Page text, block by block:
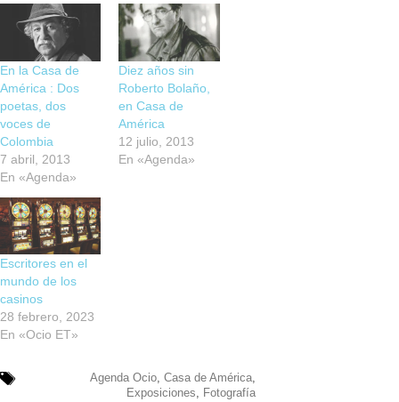
En la Casa de
América : Dos
poetas, dos
voces de
Colombia
7 abril, 2013
En «Agenda»
Diez años sin
Roberto Bolaño,
en Casa de
América
12 julio, 2013
En «Agenda»
Escritores en el
mundo de los
casinos
28 febrero, 2023
En «Ocio ET»
Agenda Ocio, Casa de América,
Exposiciones, Fotografía